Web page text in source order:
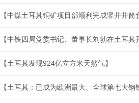
【中煤土耳其铜矿项目部顺利完成竖井井筒
【中铁四局党委书记、董事长刘勃在土耳其
【土耳其发现924亿立方米天然气】
【土耳其：已成为欧洲最大、全球第七大钢